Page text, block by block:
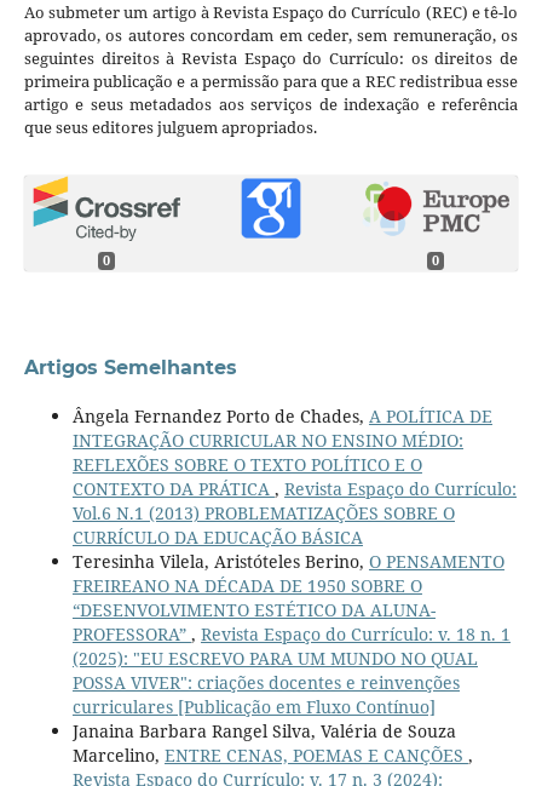
Ao submeter um artigo à Revista Espaço do Currículo (REC) e tê-lo
aprovado, os autores concordam em ceder, sem remuneração, os
seguintes direitos à Revista Espaço do Currículo: os direitos de
primeira publicação e a permissão para que a REC redistribua esse
artigo e seus metadados aos serviços de indexação e referência
que seus editores julguem apropriados.
0 0
Artigos Semelhantes
Ângela Fernandez Porto de Chades, A POLÍTICA DE
INTEGRAÇÃO CURRICULAR NO ENSINO MÉDIO:
REFLEXÕES SOBRE O TEXTO POLÍTICO E O
CONTEXTO DA PRÁTICA , Revista Espaço do Currículo:
Vol.6 N.1 (2013) PROBLEMATIZAÇÕES SOBRE O
CURRÍCULO DA EDUCAÇÃO BÁSICA
Teresinha Vilela, Aristóteles Berino, O PENSAMENTO
FREIREANO NA DÉCADA DE 1950 SOBRE O
“DESENVOLVIMENTO ESTÉTICO DA ALUNA-
PROFESSORA” , Revista Espaço do Currículo: v. 18 n. 1
(2025): "EU ESCREVO PARA UM MUNDO NO QUAL
POSSA VIVER": criações docentes e reinvenções
curriculares [Publicação em Fluxo Contínuo]
Janaina Barbara Rangel Silva, Valéria de Souza
Marcelino, ENTRE CENAS, POEMAS E CANÇÕES ,
Revista Espaço do Currículo: v. 17 n. 3 (2024):